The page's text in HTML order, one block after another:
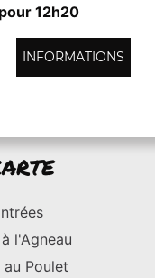
12h20
INFORMATIONS
l'Agneau
au Poulet